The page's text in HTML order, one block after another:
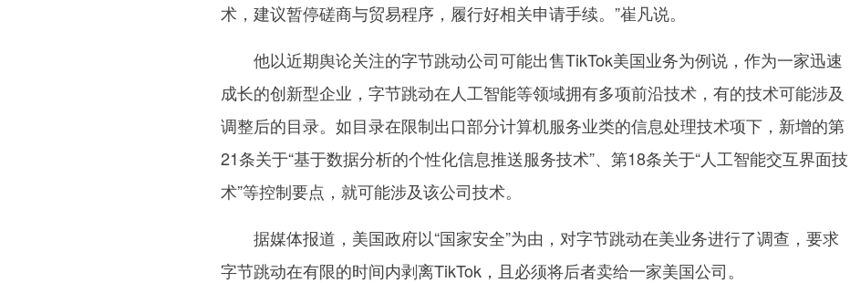
术，建议暂停磋商与贸易程序，履行好相关申请手续。”崔凡说。
他以近期舆论关注的字节跳动公司可能出售TikTok美国业务为例说，作为一家迅速
成长的创新型企业，字节跳动在人工智能等领域拥有多项前沿技术，有的技术可能涉及
调整后的目录。如目录在限制出口部分计算机服务业类的信息处理技术项下，新增的第
21条关于“基于数据分析的个性化信息推送服务技术”、第18条关于“人工智能交互界面技
术”等控制要点，就可能涉及该公司技术。
据媒体报道，美国政府以“国家安全”为由，对字节跳动在美业务进行了调查，要求
字节跳动在有限的时间内剥离TikTok，且必须将后者卖给一家美国公司。